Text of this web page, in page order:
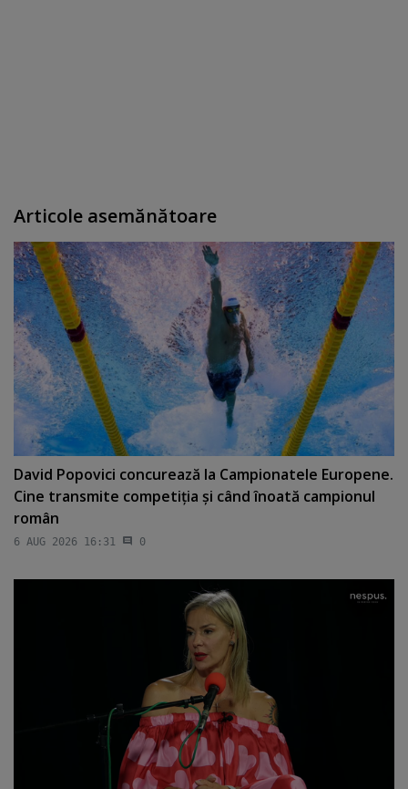
Articole asemănătoare
David Popovici concurează la Campionatele Europene.
Cine transmite competiţia şi când înoată campionul
român
6 AUG 2026 16:31 0